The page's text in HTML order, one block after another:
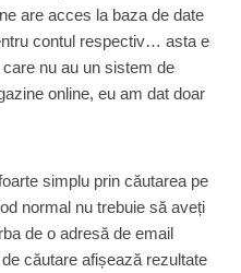
are acces la baza de date
contul respectiv… asta e
nu au un sistem de
online, eu am dat doar
simplu prin căutarea pe
normal nu trebuie să aveți
de o adresă de email
căutare afișează rezultate